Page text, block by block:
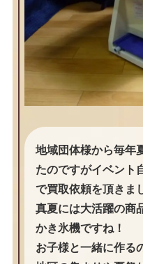
地域団体様から毎年
たのですがイベント
で買取依頼を頂きま
真夏には大活躍の商
かき氷機ですね！
お子様と一緒に作る